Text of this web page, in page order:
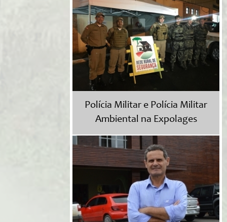
Polícia Militar e Polícia Militar
Ambiental na Expolages